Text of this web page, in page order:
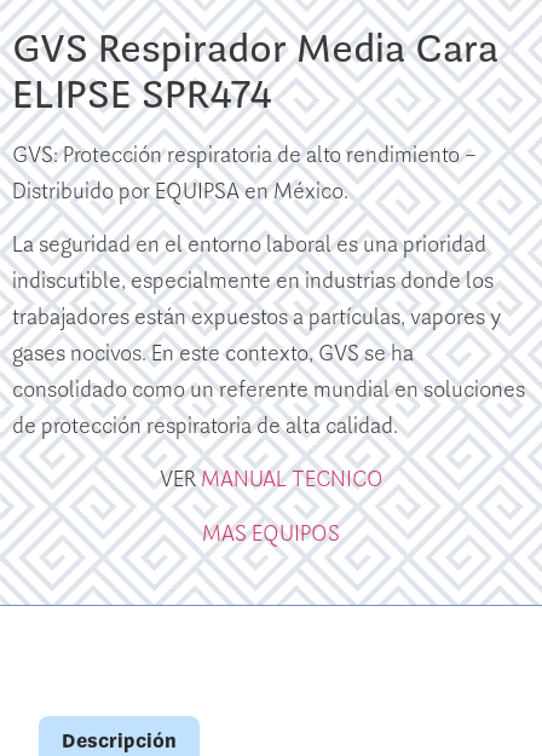
GVS Respirador Media Cara
ELIPSE SPR474
GVS: Protección respiratoria de alto rendimiento –
Distribuido por EQUIPSA en México.
La seguridad en el entorno laboral es una prioridad
indiscutible, especialmente en industrias donde los
trabajadores están expuestos a partículas, vapores y
gases nocivos. En este contexto, GVS se ha
consolidado como un referente mundial en soluciones
de protección respiratoria de alta calidad.
VERMANUAL TECNICO
MAS EQUIPOS
Descripción